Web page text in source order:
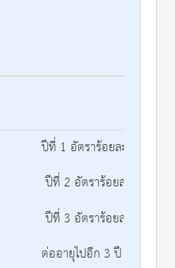
ปีที่ 1 อัตราร้อยละ 22 (19
ปีที่ 2 อัตราร้อยละ 21
ปีที่ 3 อัตราร้อยละ 20
ต่ออายุไปอีก 3 ปี ในอัตรา